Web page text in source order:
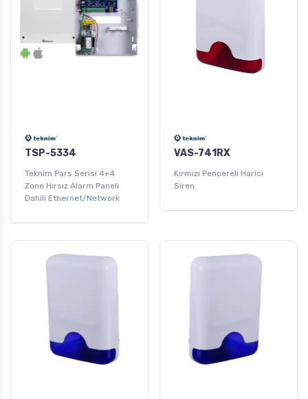
TSP-5334
Teknim Pars Serisi 4+4
Zone Hırsız Alarm Paneli
Dahili Ethernet/Network
VAS-741RX
Kırmızı Pencereli Harici
Siren